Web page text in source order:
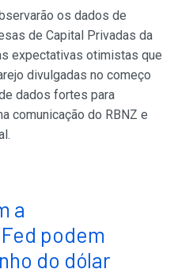
os dados de
de Capital Privadas da
expectativas otimistas que
divulgadas no começo
dados fortes para
comunicação do RBNZ e
a
podem
do dólar